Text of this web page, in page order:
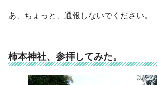
あ、ちょっと、通報しないでください。
柿本神社、参拝してみた。